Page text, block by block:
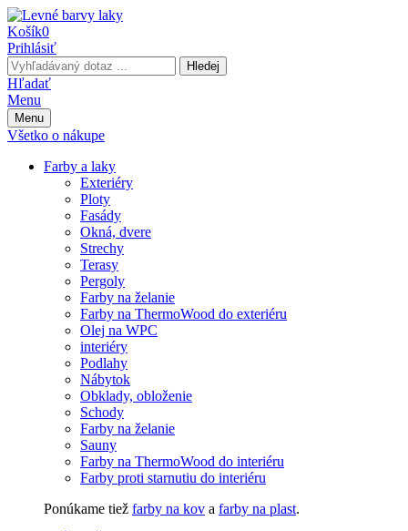
Košík0
Prihlásiť
Hledej
Hľadať
Menu
Menu
Všetko o nákupe
Farby a laky
Exteriéry
Ploty
Fasády
Okná, dvere
Strechy
Terasy
Pergoly
Farby na želanie
Farby na ThermoWood do exteriéru
Olej na WPC
interiéry
Podlahy
Nábytok
Obklady, obloženie
Schody
Farby na želanie
Sauny
Farby na ThermoWood do interiéru
Farby proti starnutiu do interiéru
Ponúkame tiež farby na kov a farby na plast.